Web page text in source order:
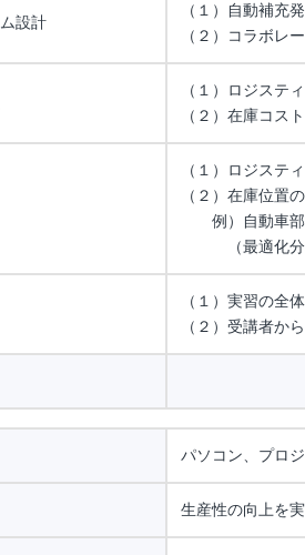
設計
（１）自動補充
（２）コラボレ
（１）ロジステ
（２）在庫コス
（１）ロジステ
（２）在庫位置
例）自動車部
（最適化分
（１）実習の全
（２）受講者か
パソコン、プロ
生産性の向上を